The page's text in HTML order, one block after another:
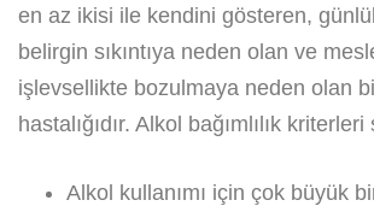
en az ikisi ile kendini gösteren,
belirgin sıkıntıya neden olan ve
işlevsellikte bozulmaya neden olan
hastalığıdır. Alkol bağımlılık kriterleri
Alkol kullanımı için çok büyük